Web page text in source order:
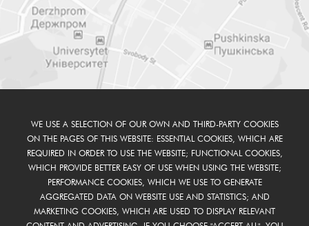
WE USE A SELECTION OF OUR OWN AND THIRD-PARTY COOKIES
ON THE PAGES OF THIS WEBSITE: ESSENTIAL COOKIES, WHICH ARE
REQUIRED IN ORDER TO USE THE WEBSITE; FUNCTIONAL COOKIES,
WHICH PROVIDE BETTER EASY OF USE WHEN USING THE WEBSITE;
PERFORMANCE COOKIES, WHICH WE USE TO GENERATE
AGGREGATED DATA ON WEBSITE USE AND STATISTICS; AND
MARKETING COOKIES, WHICH ARE USED TO DISPLAY RELEVANT